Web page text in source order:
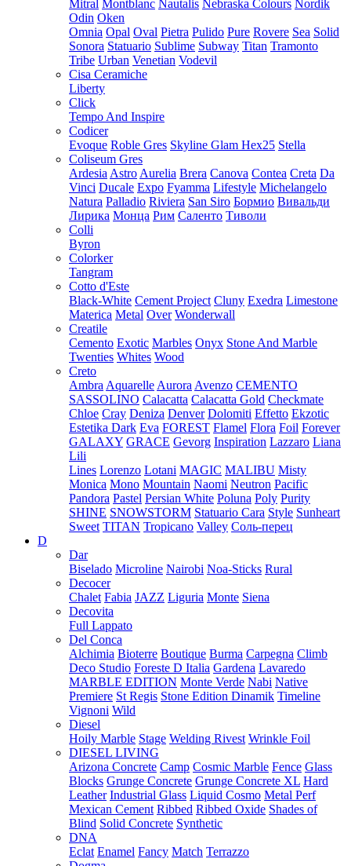
Mitral Montblanc Nautalis Nebraska Colours Nordik
Odin Oken
Omnia Opal Oval Pietra Pulido Pure Rovere Sea Solid
Sonora Statuario Sublime Subway Titan Tramonto
Tribe Urban Venetian Vodevil
Cisa Ceramiche
Liberty
Click
Tempo And Inspire
Codicer
Evoque Roble Gres Skyline Glam Hex25 Stella
Coliseum Gres
Ardesia Astro Aurelia Brera Canova Contea Creta Da
Vinci Ducale Expo Fyamma Lifestyle Michelangelo
Natura Palladio Riviera San Siro Бормио Вивальди
Лирика Монца Рим Саленто Тиволи
Colli
Byron
Colorker
Tangram
Cotto d'Este
Black-White Cement Project Cluny Exedra Limestone
Materica Metal Over Wonderwall
Creatile
Cemento Exotic Marbles Onyx Stone And Marble
Twenties Whites Wood
Creto
Ambra Aquarelle Aurora Avenzo CEMENTO
SASSOLINO Calacatta Calacatta Gold Checkmate
Chloe Cray Deniza Denver Dolomiti Effetto Ekzotic
Estetika Dark Eva FOREST Flamel Flora Foil Forever
GALAXY GRACE Gevorg Inspiration Lazzaro Liana
Lili
Lines Lorenzo Lotani MAGIC MALIBU Misty
Monica Mono Mountain Naomi Neutron Pacific
Pandora Pastel Persian White Poluna Poly Purity
SHINE SNOWSTORM Statuario Cara Style Sunheart
Sweet TITAN Tropicano Valley Соль-перец
D
Dar
Biselado Microline Nairobi Noa-Sticks Rural
Decocer
Chalet Fabia JAZZ Liguria Monte Siena
Decovita
Full Lappato
Del Conca
Alchimia Bioterre Boutique Burma Carpegna Climb
Deco Studio Foreste D Italia Gardena Lavaredo
MARBLE EDITION Monte Verde Nabi Native
Premiere St Regis Stone Edition Dinamik Timeline
Vignoni Wild
Diesel
Hoily Marble Stage Welding Rivest Wrinkle Foil
DIESEL LIVING
Arizona Concrete Camp Cosmic Marble Fence Glass
Blocks Grunge Concrete Grunge Concrete XL Hard
Leather Industrial Glass Liquid Cosmo Metal Perf
Mexican Cement Ribbed Ribbed Oxide Shades of
Blind Solid Concrete Synthetic
DNA
Eclat Enamel Fancy Match Terrazzo